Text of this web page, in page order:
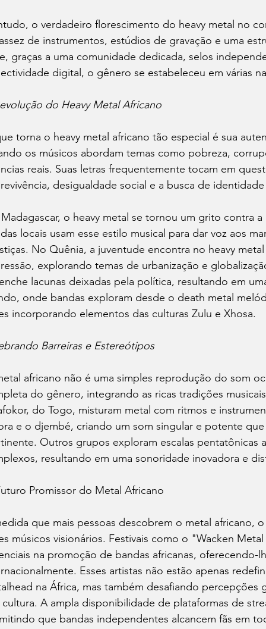
o verdadeiro florescimento do heavy metal no
de instrumentos, estúdios de gravação e uma
graças a uma comunidade dedicada, selos
digital, o gênero se estabeleceu em várias
do Heavy Metal Africano
torna o heavy metal africano tão especial é sua
os músicos abordam temas como pobreza,
reais. Suas letras frequentemente tocam em
desigualdade social e a busca de
o heavy metal se tornou um grito contra
locais usam esse estilo musical para dar voz aos
No Quênia, a juventude encontra no heavy
explorando temas de urbanização e
lacunas deixadas pela política, resultando em
onde bandas exploram desde o death metal
incorporando elementos das culturas Zulu e Xhosa.
Barreiras e Estereótipos
africano não é uma simples reprodução do som
do gênero, integrando as ricas tradições
do Togo, misturam metal com ritmos e
e o djembé, criando um som singular e potente
Outros grupos exploram escalas pentatônicas
resultando em uma sonoridade inovadora e
Promissor do Metal Africano
que mais pessoas descobrem o metal africano,
músicos visionários. Festivais como o "Wacken
na promoção de bandas africanas, oferecendo-
Esses artistas não estão apenas
na África, mas também desafiando
cultura. A ampla disponibilidade de plataformas de
que bandas independentes alcancem fãs em